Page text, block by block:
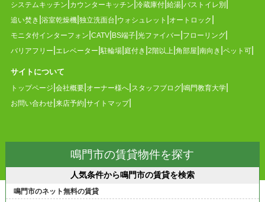
システムキッチン カウンターキッチン 冷蔵庫付 給湯 バストイレ別
追い焚き 浴室乾燥機 独立洗面台 ウォシュレット オートロック
モニタ付インターフォン CATV BS端子 光ファイバー フローリング
バリアフリー エレベーター 駐輪場 庭付き 2階以上 角部屋 南向き ペット可
サイトについて
トップページ 会社概要 オーナー様へ スタッフブログ 鳴門教育大学
お問い合わせ 来店予約 サイトマップ
鳴門市の賃貸物件を探す
人気条件から鳴門市の賃貸を検索
鳴門市のネット無料の賃貸